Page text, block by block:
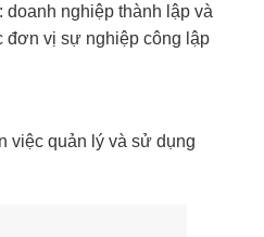
nghiệp thành lập và
đơn vị sự nghiệp công lập
việc quản lý và sử dụng